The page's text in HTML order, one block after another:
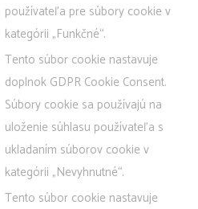
používateľa pre súbory cookie v
kategórii „Funkčné“.
Tento súbor cookie nastavuje
doplnok GDPR Cookie Consent.
Súbory cookie sa používajú na
uloženie súhlasu používateľa s
ukladaním súborov cookie v
kategórii „Nevyhnutné“.
Tento súbor cookie nastavuje